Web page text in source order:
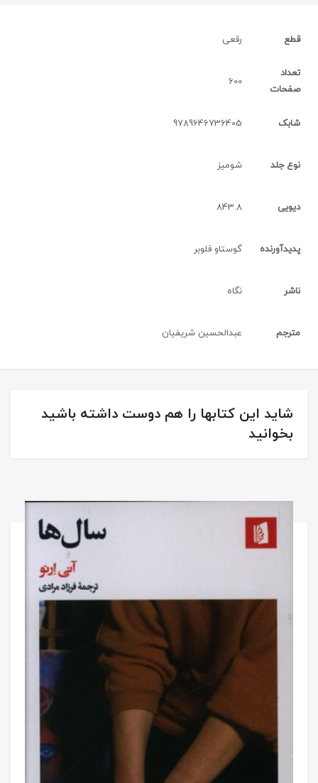
قطع رقعی‌
تعداد
صفحات
600
شابک 9789646736405
نوع جلد شومیز
دیویی 843.8
پدیدآورنده گوستاو فلوبر
ناشر نگاه
مترجم عبدالحسین شریفیان
شاید این کتابها را هم دوست داشته باشید
بخوانید